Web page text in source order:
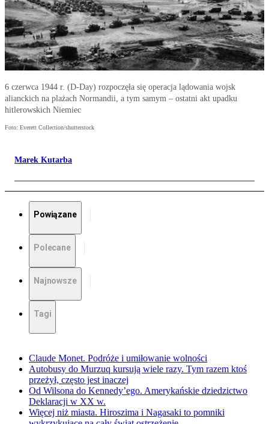
6 czerwca 1944 r. (D-Day) rozpoczęła się operacja lądowania wojsk
alianckich na plażach Normandii, a tym samym – ostatni akt upadku
hitlerowskich Niemiec
Foto: Everett Collection/shutterstock
Marek Kutarba
Powiązane
Polecane
Najnowsze
Tagi
Claude Monet. Podróże i umiłowanie wolności
Autobusy do Murzuq kursują wiele razy. Tym razem ktoś
przeżył, często jest inaczej
Od Wilsona do Kennedy’ego. Amerykańskie dziedzictwo
Deklaracji w XX w.
Więcej niż miasta. Hiroszima i Nagasaki to pomniki